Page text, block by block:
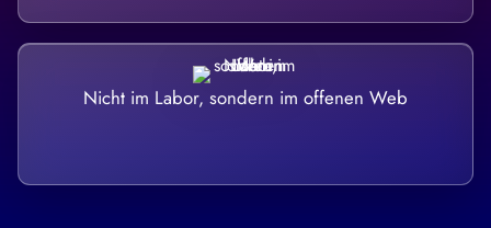
Nicht im Labor, sondern im offenen Web